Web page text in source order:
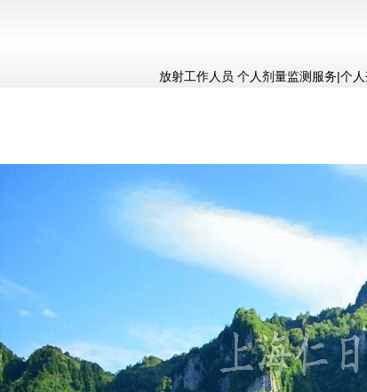
放射工作人员 个人剂量监测服务|个